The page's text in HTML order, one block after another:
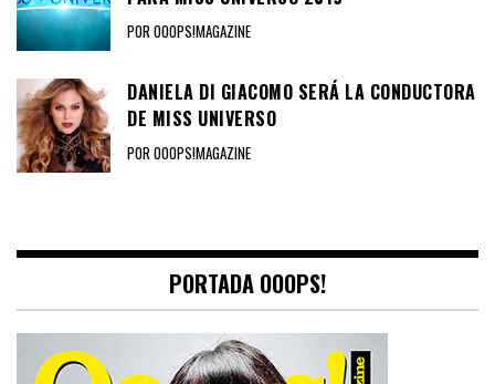
POR OOOPS!MAGAZINE
DANIELA DI GIACOMO SERÁ LA CONDUCTORA
DE MISS UNIVERSO
POR OOOPS!MAGAZINE
PORTADA OOOPS!